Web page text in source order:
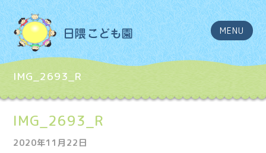
MENU
IMG_2693_R
IMG_2693_R
2020年11月22日